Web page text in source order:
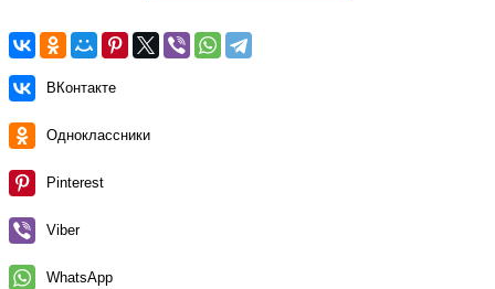
ВКонтакте
Одноклассники
Pinterest
Viber
WhatsApp